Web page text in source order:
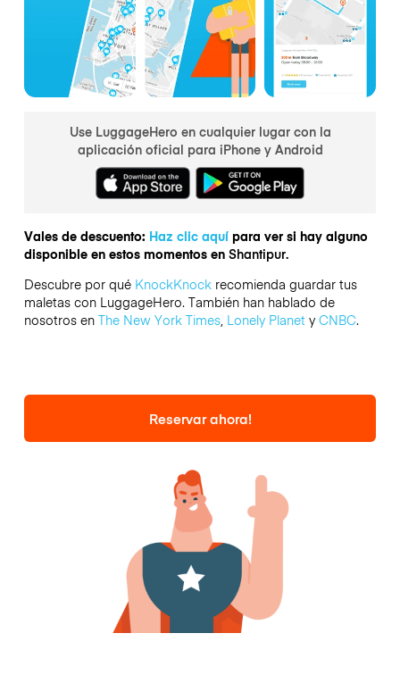
Use LuggageHero en cualquier lugar con la
aplicación oficial para iPhone y Android
Vales de descuento: Haz clic aquípara ver si hay alguno
disponible en estos momentos en Shantipur.
Descubre por qué KnockKnockrecomienda guardar tus
maletas con LuggageHero. También han hablado de
nosotros en The New York Times, Lonely Planety CNBC.
Reservar ahora!